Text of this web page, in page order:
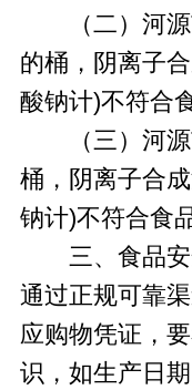
（二）河源
的桶，阴离子
酸钠计)不符合
（三）河源
桶，阴离子合
钠计)不符合食
三、食品安
通过正规可靠
应购物凭证，
识，如生产日